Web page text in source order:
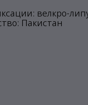
велкро-
Пакистан